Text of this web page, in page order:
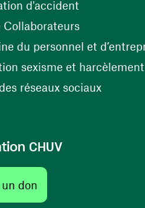
d'accident(ouvre une
Collaborateurs(ouvre une
du personnel et
sexisme et harcèlement
réseaux sociaux(ouvre
CHUV
don(ouvre une nouvelle